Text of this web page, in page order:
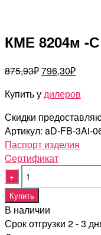
КМЕ 8204м -С
875,93₽
составляла
796,30₽
Купить удилеров
Скидки
Артикул: aD-FB-3Ai-
Паспорт изделия
Cертификат
Quantity
Купить
В наличии
Срок отгрузки 2 - 3